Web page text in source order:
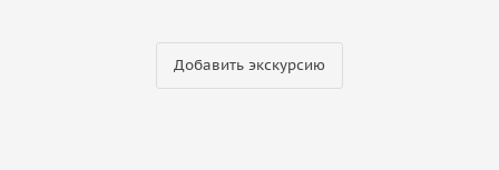
Добавить экскурсию